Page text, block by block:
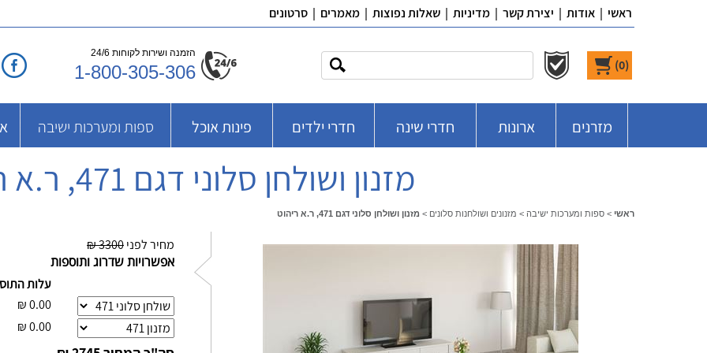
ראשי | אודות | יצירת קשר | מדיניות | שאלות נפוצות | מאמרים | סרטונים
(
0
)
הזמנה ושירות לקוחות 24/6
1-800-305-306
מזרנים ארונות חדרי שינה חדרי ילדים פינות אוכל ספות ומערכות ישיבה
מזנון ושולחן סלוני דגם 471, ר.א ריהוט
ראשי > ספות ומערכות ישיבה > מזנונים ושולחנות סלונים > מזנון ושולחן סלוני דגם 471, ר.א ריהוט
מחיר לפני3300 ₪
אפשרויות שדרוג ותוספות
עלות
0.00
₪
0.00
₪